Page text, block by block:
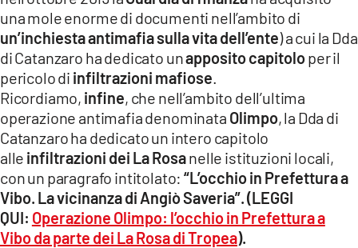
una mole enorme di documenti nell’ambito di
un’inchiesta antimafia sulla vita dell’ente) a cui la Dda
di Catanzaro ha dedicato unapposito capitoloper il
pericolo di infiltrazioni mafiose
Ricordiamo, infine, che nell’ambito dell’ultima
operazione antimafia denominata Olimpo, la Dda di
Catanzaro ha dedicato un intero capitolo
alle infiltrazioni dei La Rosanelle istituzioni locali,
con un paragrafo intitolato:“L’occhio in Prefettura a
Vibo. La vicinanza di Angiò Saveria”.(LEGGI
QUI: Operazione Olimpo: l’occhio in Prefettura a
Vibo da parte dei La Rosa di Tropea).